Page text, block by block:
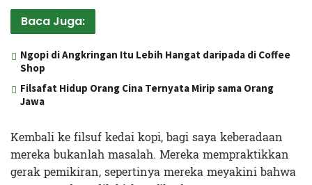
Baca Juga:
Ngopi di Angkringan Itu Lebih Hangat daripada di Coffee
Shop
Filsafat Hidup Orang Cina Ternyata Mirip sama Orang
Jawa
Kembali ke filsuf kedai kopi, bagi saya keberadaan
mereka bukanlah masalah. Mereka mempraktikkan
gerak pemikiran, sepertinya mereka meyakini bahwa